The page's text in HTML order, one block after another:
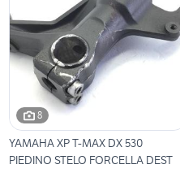
8
YAMAHA XP T-MAX DX 530
PIEDINO STELO FORCELLA DEST